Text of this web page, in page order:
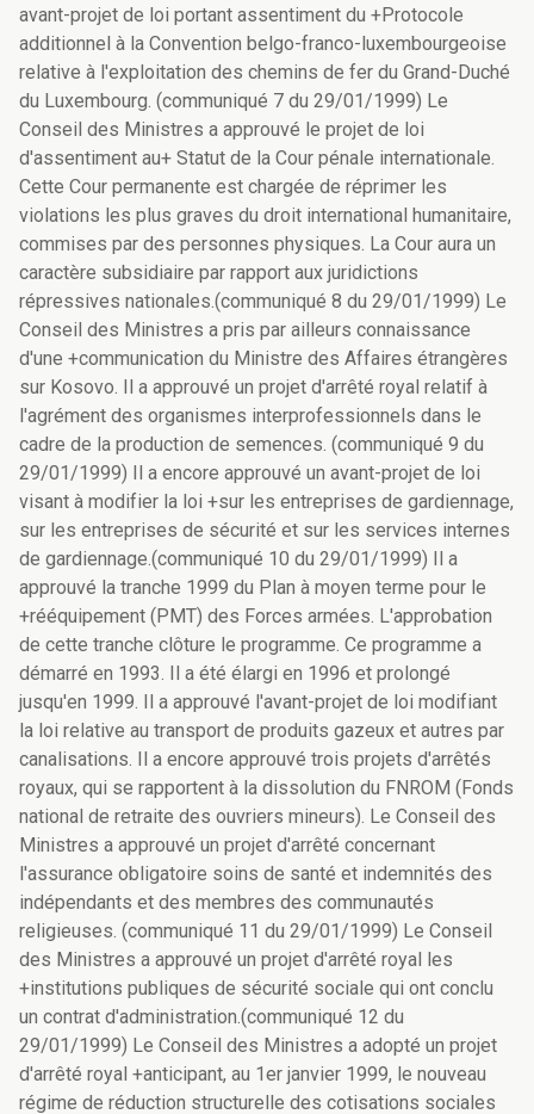
avant-projet de loi portant assentiment du +Protocole
additionnel à la Convention belgo-franco-luxembourgeoise
relative à l'exploitation des chemins de fer du Grand-Duché
du Luxembourg. (communiqué 7 du 29/01/1999) Le
Conseil des Ministres a approuvé le projet de loi
d'assentiment au+ Statut de la Cour pénale internationale.
Cette Cour permanente est chargée de réprimer les
violations les plus graves du droit international humanitaire,
commises par des personnes physiques. La Cour aura un
caractère subsidiaire par rapport aux juridictions
répressives nationales.(communiqué 8 du 29/01/1999) Le
Conseil des Ministres a pris par ailleurs connaissance
d'une +communication du Ministre des Affaires étrangères
sur Kosovo. Il a approuvé un projet d'arrêté royal relatif à
l'agrément des organismes interprofessionnels dans le
cadre de la production de semences. (communiqué 9 du
29/01/1999) Il a encore approuvé un avant-projet de loi
visant à modifier la loi +sur les entreprises de gardiennage,
sur les entreprises de sécurité et sur les services internes
de gardiennage.(communiqué 10 du 29/01/1999) Il a
approuvé la tranche 1999 du Plan à moyen terme pour le
+rééquipement (PMT) des Forces armées. L'approbation
de cette tranche clôture le programme. Ce programme a
démarré en 1993. Il a été élargi en 1996 et prolongé
jusqu'en 1999. Il a approuvé l'avant-projet de loi modifiant
la loi relative au transport de produits gazeux et autres par
canalisations. Il a encore approuvé trois projets d'arrêtés
royaux, qui se rapportent à la dissolution du FNROM (Fonds
national de retraite des ouvriers mineurs). Le Conseil des
Ministres a approuvé un projet d'arrêté concernant
l'assurance obligatoire soins de santé et indemnités des
indépendants et des membres des communautés
religieuses. (communiqué 11 du 29/01/1999) Le Conseil
des Ministres a approuvé un projet d'arrêté royal les
+institutions publiques de sécurité sociale qui ont conclu
un contrat d'administration.(communiqué 12 du
29/01/1999) Le Conseil des Ministres a adopté un projet
d'arrêté royal +anticipant, au 1er janvier 1999, le nouveau
régime de réduction structurelle des cotisations sociales